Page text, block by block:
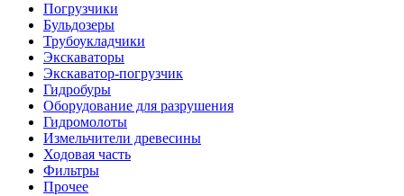
Погрузчики
Бульдозеры
Трубоукладчики
Экскаваторы
Экскаватор-погрузчик
Гидробуры
Оборудование для разрушения
Гидромолоты
Измельчители древесины
Ходовая часть
Фильтры
Прочее